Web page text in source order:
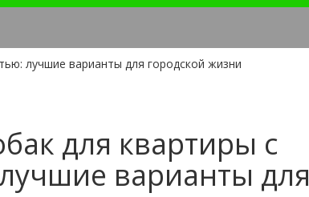
лучшие варианты для городской жизни
для квартиры с
варианты для